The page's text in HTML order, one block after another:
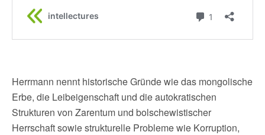
Herrmann nennt historische Gründe wie das mongolische
Erbe, die Leibeigenschaft und die autokratischen
Strukturen von Zarentum und bolschewistischer
Herrschaft sowie strukturelle Probleme wie Korruption,